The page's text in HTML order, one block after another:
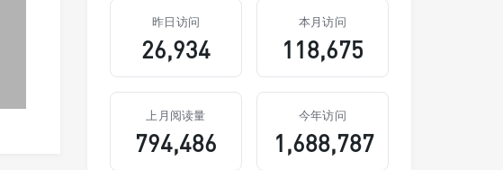
昨日访问
26,934
本月访问
118,675
上月阅读量
794,486
今年访问
1,688,787